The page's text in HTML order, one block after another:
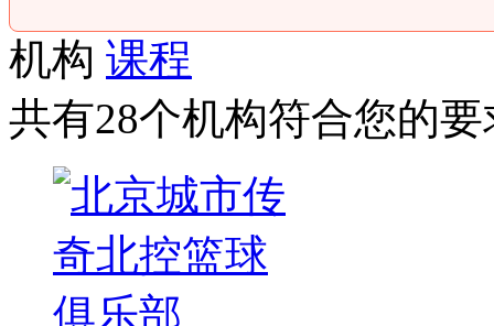
机构 课程
共有28个机构符合您的要